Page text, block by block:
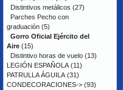
Distintivos metálicos (27)
Parches Pecho con
graduación (5)
Gorro Oficial Ejército del
Aire (15)
Distintivo horas de vuelo (13)
LEGIÓN ESPAÑOLA (11)
PATRULLA ÁGUILA (31)
CONDECORACIONES-> (93)